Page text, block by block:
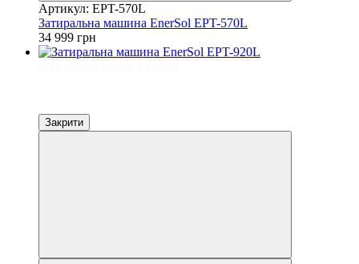
Артикул: EPT-570L
Затиральна машина EnerSol EPT-570L
34 999 грн
Закрити